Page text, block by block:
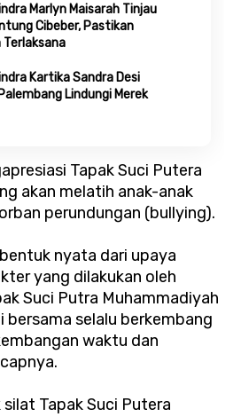
Marlyn Maisarah Tinjau
Cibeber, Pastikan
Terlaksana
Kartika Sandra Desi
Lindungi Merek
Tapak Suci Putera
akan melatih anak-anak
perundungan (bullying).
nyata dari upaya
yang dilakukan oleh
Suci Putra Muhammadiyah
bersama selalu berkembang
waktu dan
Tapak Suci Putera